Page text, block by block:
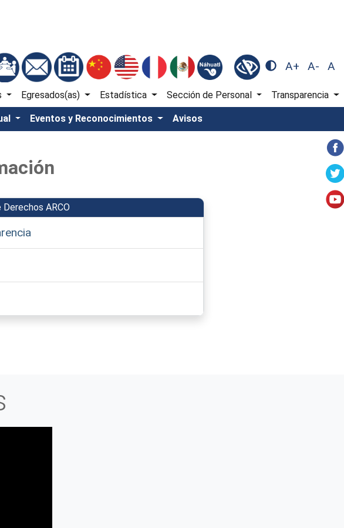
A+ A- A
Egresados(as) Estadística Sección de Personal Transparencia
Eventos y Reconocimientos Avisos
ARCO